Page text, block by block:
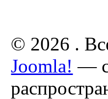
© 2026 .
Joomla! —